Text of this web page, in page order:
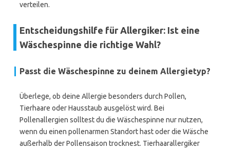
verteilen.
Entscheidungshilfe für Allergiker: Ist eine
Wäschespinne die richtige Wahl?
Passt die Wäschespinne zu deinem Allergietyp?
Überlege, ob deine Allergie besonders durch Pollen,
Tierhaare oder Hausstaub ausgelöst wird. Bei
Pollenallergien solltest du die Wäschespinne nur nutzen,
wenn du einen pollenarmen Standort hast oder die Wäsche
außerhalb der Pollensaison trocknest. Tierhaarallergiker